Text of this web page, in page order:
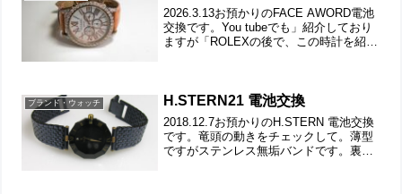
2026.3.13お預かりのFACE AWORD電池
交換です。You tubeでも」紹介しており
ますが「ROLEXの後で、この時計を紹介
ブランド・ウォッチ H.STERN21 電池交換
2018.12.7お預かりのH.STERN 電池交換
です。竜頭の動きをチェックして。薄型
ですがステンレス無垢バンドです。裏蓋